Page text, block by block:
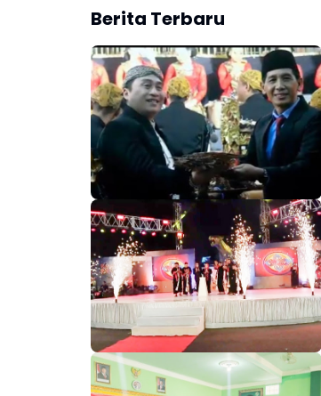
Berita Terbaru